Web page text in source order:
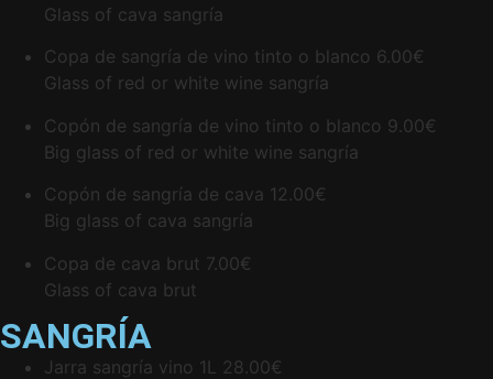
Glass of cava sangría
Copa de sangría de vino tinto o blanco 6.00€
Glass of red or white wine sangría
Copón de sangría de vino tinto o blanco 9.00€
Big glass of red or white wine sangría
Copón de sangría de cava 12.00€
Big glass of cava sangría
Copa de cava brut 7.00€
Glass of cava brut
SANGRÍA
Jarra sangría vino 1L 28.00€